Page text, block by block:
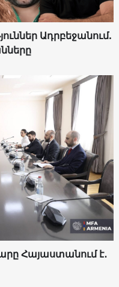
Ադրբեջանում.
Հայաստանում է․